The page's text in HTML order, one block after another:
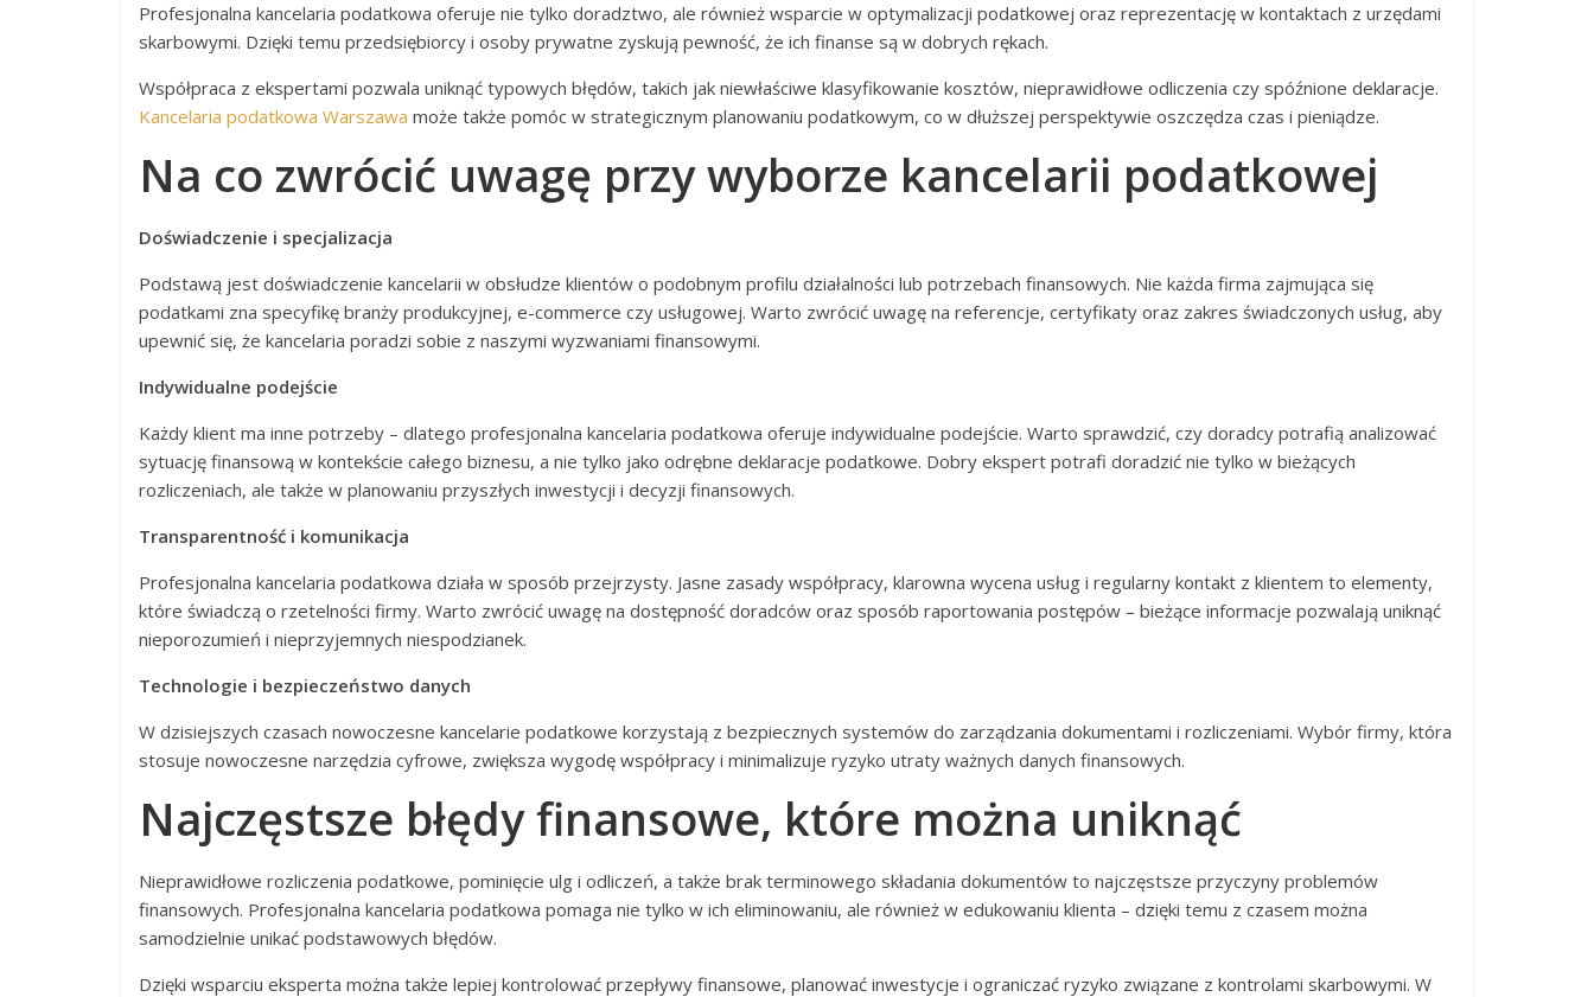
Profesjonalna kancelaria podatkowa oferuje nie tylko doradztwo, ale również wsparcie w optymalizacji podatkowej oraz reprezentację w kontaktach z urzędami
skarbowymi. Dzięki temu przedsiębiorcy i osoby prywatne zyskują pewność, że ich finanse są w dobrych rękach.
Współpraca z ekspertami pozwala uniknąć typowych błędów, takich jak niewłaściwe klasyfikowanie kosztów, nieprawidłowe odliczenia czy spóźnione deklaracje.
Kancelaria podatkowa Warszawa może także pomóc w strategicznym planowaniu podatkowym, co w dłuższej perspektywie oszczędza czas i pieniądze.
Na co zwrócić uwagę przy wyborze kancelarii podatkowej
Doświadczenie i specjalizacja
Podstawą jest doświadczenie kancelarii w obsłudze klientów o podobnym profilu działalności lub potrzebach finansowych. Nie każda firma zajmująca się
podatkami zna specyfikę branży produkcyjnej, e-commerce czy usługowej. Warto zwrócić uwagę na referencje, certyfikaty oraz zakres świadczonych usług, aby
upewnić się, że kancelaria poradzi sobie z naszymi wyzwaniami finansowymi.
Indywidualne podejście
Każdy klient ma inne potrzeby – dlatego profesjonalna kancelaria podatkowa oferuje indywidualne podejście. Warto sprawdzić, czy doradcy potrafią analizować
sytuację finansową w kontekście całego biznesu, a nie tylko jako odrębne deklaracje podatkowe. Dobry ekspert potrafi doradzić nie tylko w bieżących
rozliczeniach, ale także w planowaniu przyszłych inwestycji i decyzji finansowych.
Transparentność i komunikacja
Profesjonalna kancelaria podatkowa działa w sposób przejrzysty. Jasne zasady współpracy, klarowna wycena usług i regularny kontakt z klientem to elementy,
które świadczą o rzetelności firmy. Warto zwrócić uwagę na dostępność doradców oraz sposób raportowania postępów – bieżące informacje pozwalają uniknąć
nieporozumień i nieprzyjemnych niespodzianek.
Technologie i bezpieczeństwo danych
W dzisiejszych czasach nowoczesne kancelarie podatkowe korzystają z bezpiecznych systemów do zarządzania dokumentami i rozliczeniami. Wybór firmy, która
stosuje nowoczesne narzędzia cyfrowe, zwiększa wygodę współpracy i minimalizuje ryzyko utraty ważnych danych finansowych.
Najczęstsze błędy finansowe, które można uniknąć
Nieprawidłowe rozliczenia podatkowe, pominięcie ulg i odliczeń, a także brak terminowego składania dokumentów to najczęstsze przyczyny problemów
finansowych. Profesjonalna kancelaria podatkowa pomaga nie tylko w ich eliminowaniu, ale również w edukowaniu klienta – dzięki temu z czasem można
samodzielnie unikać podstawowych błędów.
Dzięki wsparciu eksperta można także lepiej kontrolować przepływy finansowe, planować inwestycje i ograniczać ryzyko związane z kontrolami skarbowymi. W